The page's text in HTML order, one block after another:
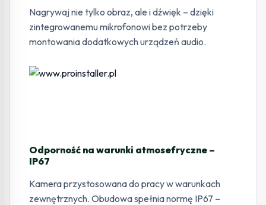
Nagrywaj nie tylko obraz, ale i dźwięk – dzięki
zintegrowanemu mikrofonowi bez potrzeby
montowania dodatkowych urządzeń audio.
Odporność na warunki atmosefryczne –
IP67
Kamera przystosowana do pracy w warunkach
zewnętrznych. Obudowa spełnia normę IP67 –